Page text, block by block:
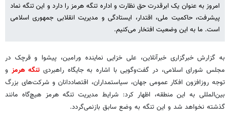
امروز به عنوان یک ابرقدرت حق نظارت و اداره تنگه هرمز را دارد و این تنگه نماد
پیشرفت، حاکمیت ملی، اقتدار، ایستادگی و مدیریت انقلابی جمهوری اسلامی
است. ما به این وضعیت افتخار می‌کنیم.
به گزارش خبرگزاری خبرآنلاین، علی خزایی نماینده ورامین، پیشوا و قرچک در
مجلس شورای اسلامی، در گفت‌وگویی با اشاره به جایگاه راهبردی تنگه هرمز و
توجه روزافزون افکار عمومی جهان، سیاستمداران، اقتصاددانان و شرکت‌های بزرگ
بین‌المللی به این منطقه، اظهار کرد: شرایط مدیریت تنگه هرمز هیچ‌گاه مانند
گذشته نخواهد شد و این تنگه به وضع سابق بازنمی‌گردد.